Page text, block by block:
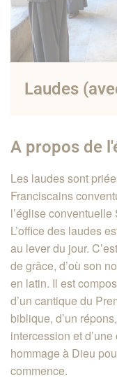
Laudes
A propos de
Les laudes sont
Franciscains
l’église
L’office des laudes
au lever du jour.
de grâce, d’où son
en latin. Il est
d’un cantique du
biblique, d’un
intercession et
hommage à Dieu
commence.